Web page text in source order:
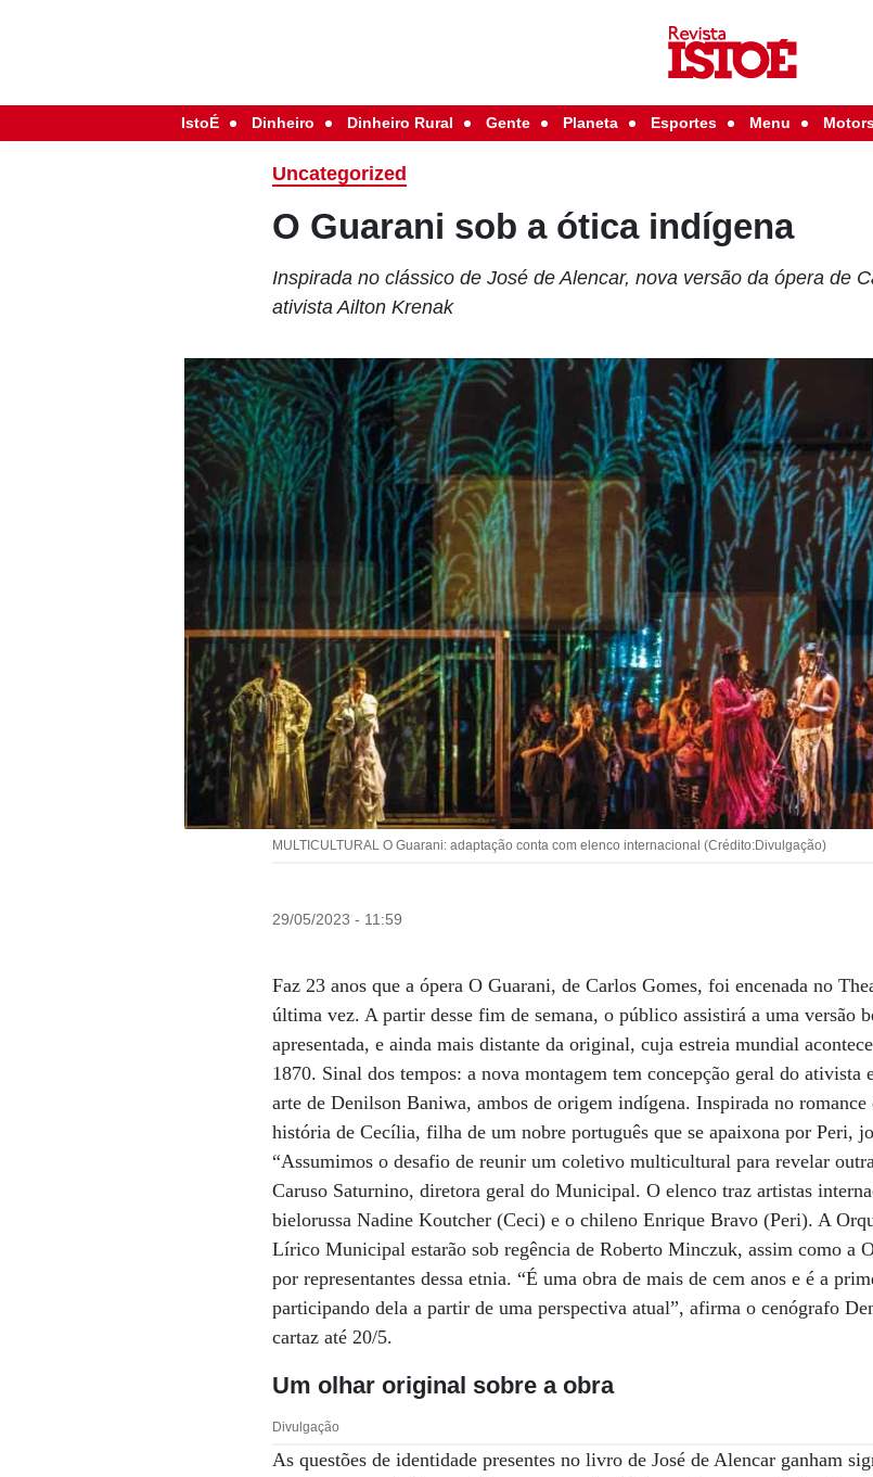
IstoÉ Dinheiro Dinheiro Rural Gente Planeta Esportes Menu
Uncategorized
O Guarani sob a ótica indígena
Inspirada no clássico de José de Alencar, nova versão da ópera de
ativista Ailton Krenak
MULTICULTURAL O Guarani: adaptação conta com elenco internacional (Crédito:Divulgação)
29/05/2023 - 11:59
Faz 23 anos que a ópera O Guarani, de Carlos Gomes, foi encenada no
última vez. A partir desse fim de semana, o público assistirá a uma versão
apresentada, e ainda mais distante da original, cuja estreia mundial
1870. Sinal dos tempos: a nova montagem tem concepção geral do
arte de Denilson Baniwa, ambos de origem indígena. Inspirada no romance
história de Cecília, filha de um nobre português que se apaixona por Peri,
“Assumimos o desafio de reunir um coletivo multicultural para revelar
Caruso Saturnino, diretora geral do Municipal. O elenco traz artistas
bielorussa Nadine Koutcher (Ceci) e o chileno Enrique Bravo (Peri). A
Lírico Municipal estarão sob regência de Roberto Minczuk, assim como a
por representantes dessa etnia. “É uma obra de mais de cem anos e é a
participando dela a partir de uma perspectiva atual”, afirma o cenógrafo
cartaz até 20/5.
Um olhar original sobre a obra
Divulgação
As questões de identidade presentes no livro de José de Alencar ganham